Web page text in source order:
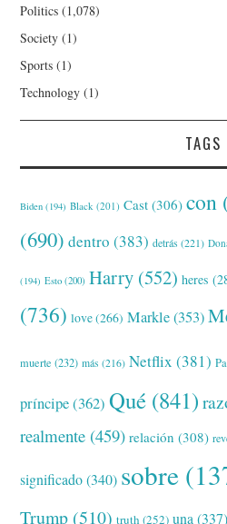
Politics (1,078)
Society (1)
Sports (1)
Technology (1)
TAGS
Biden (194) Black (201) Cast (306) con
(690) dentro (383) detrás (221)
(194) Esto (200) Harry (552) heres
(736) love(266) Markle(353)
muerte (232) más (216) Netflix (381)
príncipe(362) Qué (841)
realmente (459) relación (308)
significado(340) sobre
Trump (510) truth (252) una (337)